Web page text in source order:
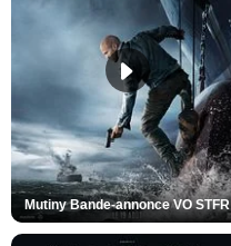
Mutiny Bande-annonce VO STFR